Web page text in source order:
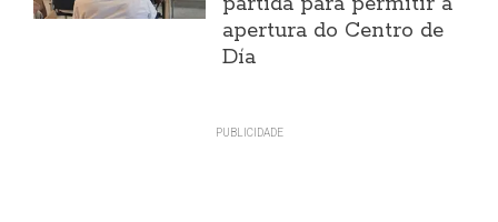
apertura do Centro de
Día